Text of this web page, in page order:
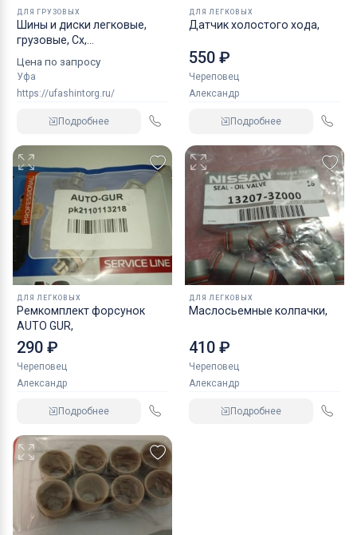
ДЛЯ ГРУЗОВЫХ
Шины и диски легковые,
грузовые, Сх,
Цена по запросу
Уфа
https://ufashintorg.ru/
Подробнее
ДЛЯ ЛЕГКОВЫХ
Датчик холостого хода,
550 ₽
Череповец
Александр
Подробнее
ДЛЯ ЛЕГКОВЫХ
Ремкомплект форсунок
AUTO GUR,
290 ₽
Череповец
Александр
Подробнее
ДЛЯ ЛЕГКОВЫХ
Маслосьемные колпачки,
410 ₽
Череповец
Александр
Подробнее